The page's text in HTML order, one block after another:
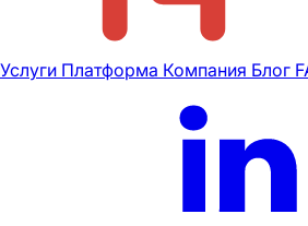
Услуги Платформа Компания Блог